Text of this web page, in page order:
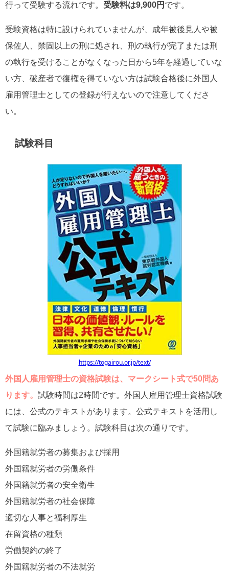
行って受験する流れです。 受験料は9,900円 です。
受験資格は特に設けられていませんが、成年被後見人や被
保佐人、禁固以上の刑に処され、刑の執行が完了または刑
の執行を受けることがなくなった日から5年を経過していな
い方、破産者で復権を得ていない方は試験合格後に外国人
雇用管理士としての登録が行えないので注意してくださ
い。
試験科目
https://togairou.or.jp/text/
外国人雇用管理士の資格試験は、マークシート式で50問あ
ります。 試験時間は2時間です。外国人雇用管理士資格試験
には、公式のテキストがあります。公式テキストを活用し
て試験に臨みましょう。試験科目は次の通りです。
外国籍就労者の募集および採用
外国籍就労者の労働条件
外国籍就労者の安全衛生
外国籍就労者の社会保障
適切な人事と福利厚生
在留資格の種類
労働契約の終了
外国籍就労者の不法就労